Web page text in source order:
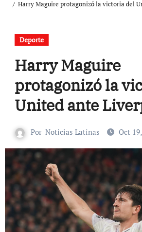
Harry Maguire protagonizó la victoria del
Deporte
Harry Maguire
protagonizó la
United ante
Por Noticias Latinas Oct